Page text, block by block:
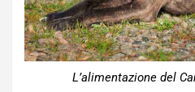
L’alimentazione del